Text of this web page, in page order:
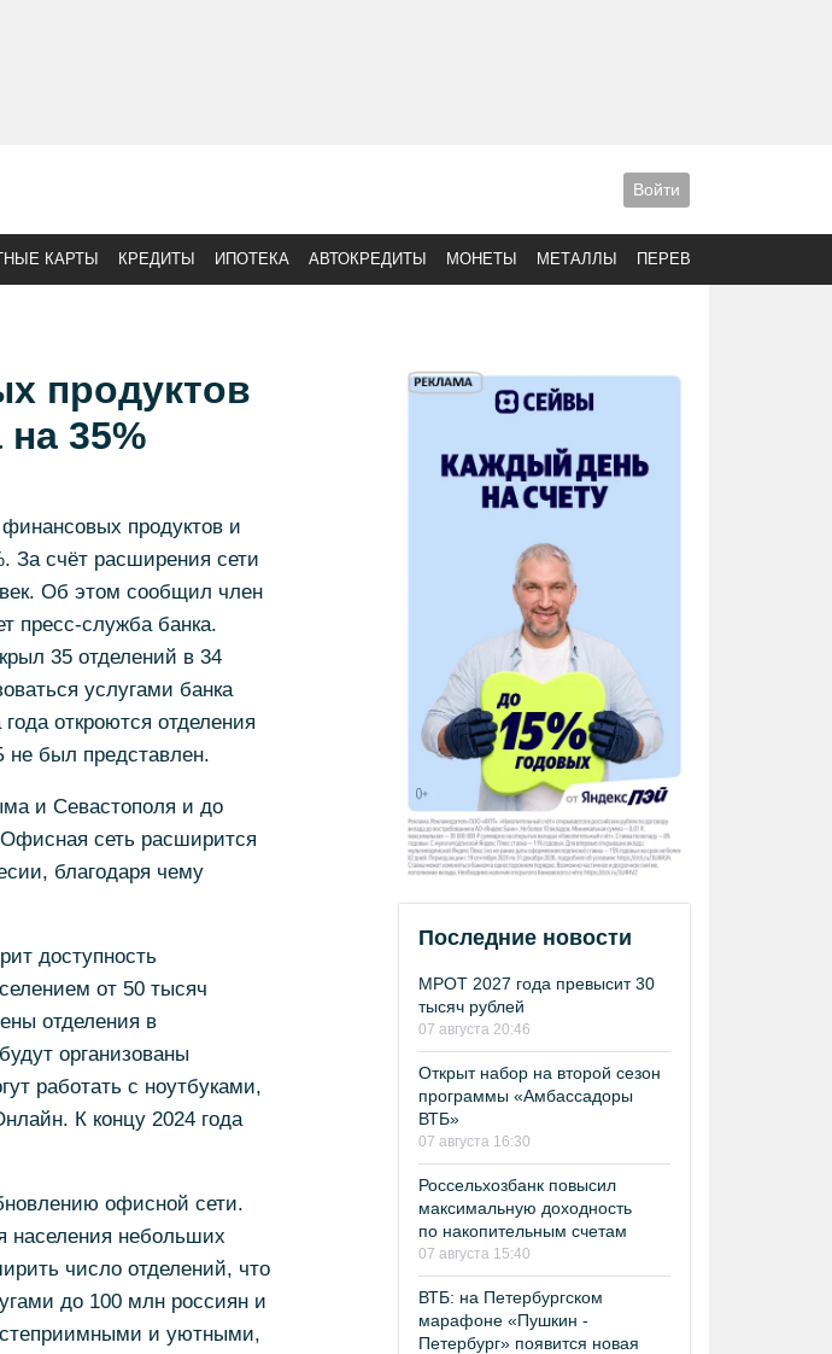
Войти
КАРТЫ КРЕДИТЫ ИПОТЕКА АВТОКРЕДИТЫ МОНЕТЫ МЕТАЛЛЫ ПЕРЕВОДЫ
продуктов
35%
продуктов и
За счёт расширения сети
Об этом сообщил член
пресс-служба банка.
35 отделений в 34
услугами банка
откроются отделения
не был представлен.
и Севастополя и до
Офисная сеть расширится
благодаря чему
доступность
от 50 тысяч
отделения в
организованы
работать с ноутбуками,
К концу 2024 года
офисной сети.
населения небольших
число отделений, что
до 100 млн россиян и
и уютными,
Последние новости
МРОТ 2027 года превысит 30
тысяч рублей
07 августа 20:46
Открыт набор на второй сезон
программы «Амбассадоры
ВТБ»
07 августа 16:30
Россельхозбанк повысил
максимальную доходность
по накопительным счетам
07 августа 15:40
ВТБ: на Петербургском
марафоне «Пушкин -
Петербург» появится новая